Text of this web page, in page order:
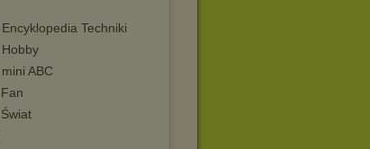
Encyklopedia Techniki
mini ABC